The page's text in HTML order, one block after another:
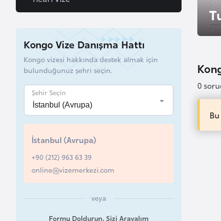
0
Kongo Vize Danışma Hattı
Kongo vizesi hakkında destek almak için
bulunduğunuz şehri seçin.
Şehir Seçin
İstanbul (Avrupa)
+90 (212) 963 63 39
online@vizemerkezi.com
veya
Formu Doldurun, Sizi Arayalım
a
A
z
e
r
b
a
y